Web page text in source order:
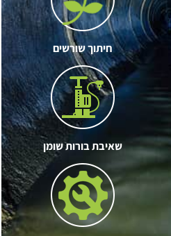
חיתוך שורשים
שאיבת בורות שומן